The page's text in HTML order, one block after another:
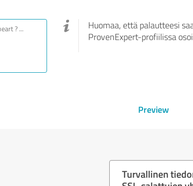
Huomaa, että palautteesi
ProvenExpert-profiilissa
Preview
Turvallinen